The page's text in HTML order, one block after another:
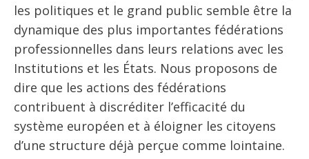
les politiques et le grand public semble être la
dynamique des plus importantes fédérations
professionnelles dans leurs relations avec les
Institutions et les États. Nous proposons de
dire que les actions des fédérations
contribuent à discréditer l’efficacité du
système européen et à éloigner les citoyens
d’une structure déjà perçue comme lointaine.